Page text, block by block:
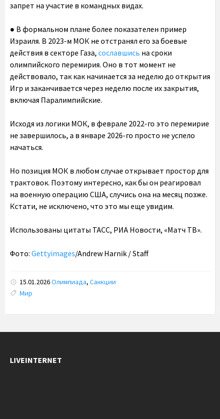
запрет на участие в командных видах.
● В формальном плане более показателен пример
Израиля. В 2023-м МОК не отстранял его за боевые
действия в секторе Газа, сославшись на сроки
олимпийского перемирия. Оно в тот момент не
действовало, так как начинается за неделю до открытия
Игр и заканчивается через неделю после их закрытия,
включая Паралимпийские.
Исходя из логики МОК, в феврале 2022-го это перемирие
не завершилось, а в январе 2026-го просто не успело
начаться.
Но позиция МОК в любом случае открывает простор для
трактовок. Поэтому интересно, как бы он реагировал
на военную операцию США, случись она на месяц позже.
Кстати, не исключено, что это мы еще увидим.
Использованы цитаты ТАСС, РИА Новости, «Матч ТВ».
Фото: Gettyimages/Andrew Harnik / Staff
15.01.2026Олимпиада, Санкции
Tags:
Мир
LIVEINTERNET